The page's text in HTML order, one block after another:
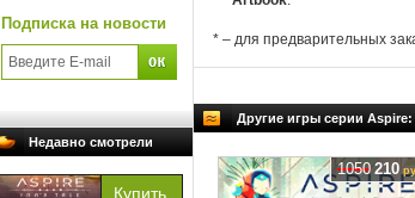
Подписка на новости
Недавно смотрели
* – для предварительных
Другие игры серии Aspire:
1050 210